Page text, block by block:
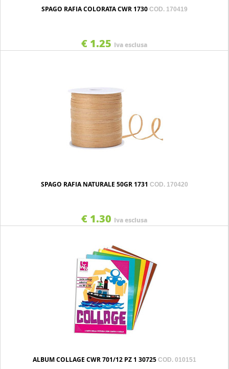
SPAGO RAFIA COLORATA CWR 1730 COD. 170419
€ 1.25 Iva esclusa
SPAGO RAFIA NATURALE 50GR 1731 COD. 170420
€ 1.30 Iva esclusa
ALBUM COLLAGE CWR 701/12 PZ 1 30725 COD. 010151